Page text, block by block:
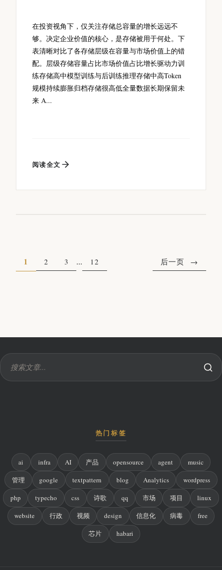
在投资视角下，仅关注存储总容量的增长远远不
够。决定企业价值的核心，是存储被用于何处。下
表清晰对比了各存储层级在容量与市场价值上的错
配。层级存储容量占比市场价值占比增长驱动力训
练存储高中模型训练与后训练推理存储中高Token
规模持续膨胀归档存储很高低全量数据长期保留未
来 A...
阅读全文
1 2 3 ... 12 后一页
热门标签
ai infra AI 产品 opensource agent music
管理 google textpattern blog Analytics wordpress
php typecho css 诗歌 qq 市场 项目 linux
website 行政 视频 design 信息化 病毒 free
芯片 habari